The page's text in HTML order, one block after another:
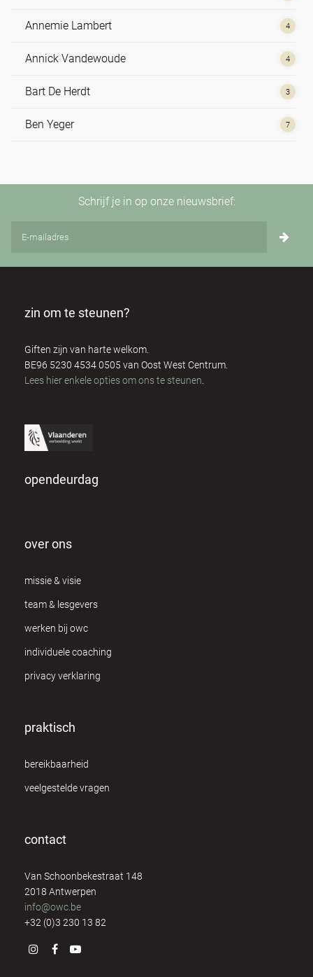
Annemie Lambert 4
Annick Vandewoude 4
Bart De Herdt 3
Ben Yeger 7
Claire Elouard
Dominique Respens
Dora Olah
Ellen Saen
Els Mertens
Els Van Ginneken
Fanny Heuten
Freija Wouters
George van Elst
Guido Paeps
Ilse Geusens
Ingrid Debert
Irene Nolte
Isabelle Verstraeten
Schrijf je in op onze nieuwsbrief:
zin om te steunen?
Giften zijn van harte welkom.
BE96 5230 4534 0505 van Oost West Centrum.
Lees hier enkele opties om ons te steunen
opendeurdag
over ons
missie & visie
team & lesgevers
werken bij owc
individuele coaching
privacy verklaring
praktisch
bereikbaarheid
veelgestelde vragen
contact
Van Schoonbekestraat 148
2018 Antwerpen
info@owc.be
+32 (0)3 230 13 82